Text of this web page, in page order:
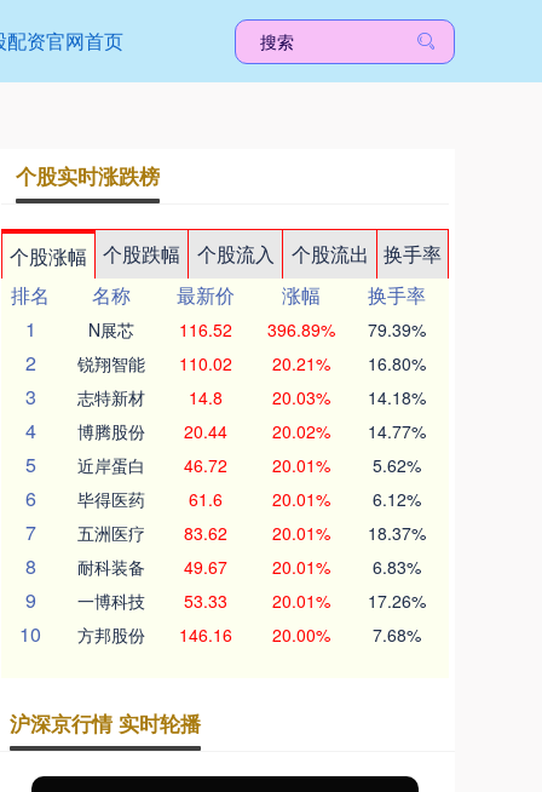
配资官网首页
个股实时涨跌榜
个股涨幅 个股跌幅 个股流入 个股流出
换手率
排名
名称 最新价 涨幅
换手率
1
N展芯 116.52 396.89% 79.39%
2 锐翔智能 110.02 20.21% 16.80%
3 志特新材 14.8 20.03% 14.18%
4 博腾股份 20.44 20.02% 14.77%
5 近岸蛋白 46.72 20.01% 5.62%
6 毕得医药 61.6 20.01% 6.12%
7 五洲医疗 83.62 20.01% 18.37%
8 耐科装备 49.67 20.01% 6.83%
9 一博科技 53.33 20.01% 17.26%
10 方邦股份 146.16 20.00% 7.68%
沪深京行情 实时轮播